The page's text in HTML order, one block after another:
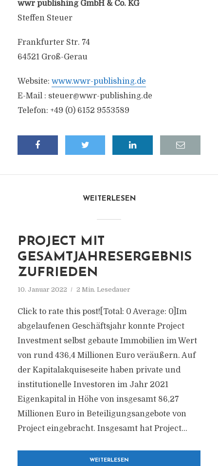
wwr publishing GmbH & Co. KG
Steffen Steuer
Frankfurter Str. 74
64521 Groß-Gerau
Website: www.wwr-publishing.de
E-Mail : steuer@wwr-publishing.de
Telefon: +49 (0) 6152 9553589
WEITERLESEN
PROJECT MIT
GESAMTJAHRESERGEBNIS
ZUFRIEDEN
10. Januar 2022 2 Min. Lesedauer
Click to rate this post![Total: 0 Average: 0]Im
abgelaufenen Geschäftsjahr konnte Project
Investment selbst gebaute Immobilien im Wert
von rund 436,4 Millionen Euro veräußern. Auf
der Kapitalakquiseseite haben private und
institutionelle Investoren im Jahr 2021
Eigenkapital in Höhe von insgesamt 86,27
Millionen Euro in Beteiligungsangebote von
Project eingebracht. Insgesamt hat Project...
WEITERLESEN